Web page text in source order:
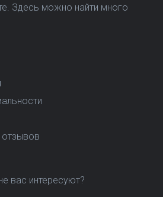
Здесь можно найти много
вас интересуют?